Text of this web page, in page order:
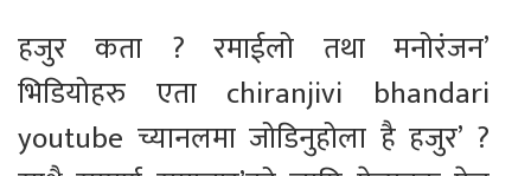
हजुर कता ? रमाईलो तथा मनोरंजन’
भिडियोहरु एता chiranjivi bhandari
youtube च्यानलमा जोडिनुहोला है हजुर’ ?